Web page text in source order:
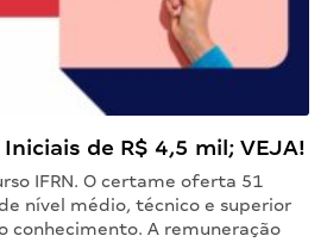
de R$ 4,5 mil; VEJA!
IFRN. O certame oferta 51
nível médio, técnico e superior
conhecimento. A remuneração